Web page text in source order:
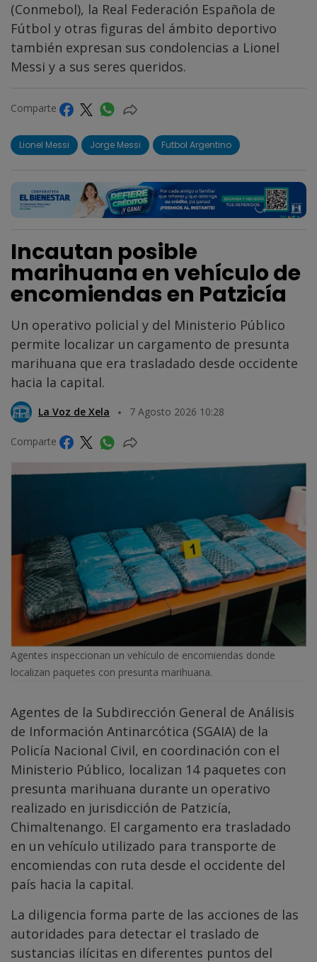
(Conmebol), la Real Federación Española de
Fútbol y otras figuras del ámbito deportivo
también expresan sus condolencias a Lionel
Messi y a sus seres queridos.
Comparte
Lionel Messi Jorge Messi Futbol Argentino
Incautan posible
marihuana en vehículo de
encomiendas en Patzicía
Un operativo policial y del Ministerio Público
permite localizar un cargamento de presunta
marihuana que era trasladado desde occidente
hacia la capital.
La Voz de Xela 7 Agosto 2026 10:28
Comparte
Agentes inspeccionan un vehículo de encomiendas donde
localizan paquetes con presunta marihuana.
Agentes de la Subdirección General de Análisis
de Información Antinarcótica (SGAIA) de la
Policía Nacional Civil, en coordinación con el
Ministerio Público, localizan 14 paquetes con
presunta marihuana durante un operativo
realizado en jurisdicción de Patzicía,
Chimaltenango. El cargamento era trasladado
en un vehículo utilizado para transporte de
encomiendas con ruta desde el occidente del
país hacia la capital.
La diligencia forma parte de las acciones de las
autoridades para detectar el traslado de
sustancias ilícitas en diferentes puntos del